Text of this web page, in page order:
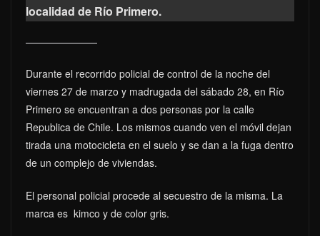
localidad de Río Primero.
Durante el recorrido policial de control de la noche del
viernes 27 de marzo y madrugada del sábado 28, en Río
Primero se encuentran a dos personas por la calle
Republica de Chile. Los mismos cuando ven el móvil dejan
tirada una motocicleta en el suelo y se dan a la fuga dentro
de un complejo de viviendas.
El personal policial procede al secuestro de la misma. La
marca es kimco y de color gris.